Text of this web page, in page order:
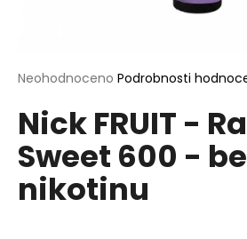
Průměrné
produktu
je
0,0
z
5
hvězdiček.
Neohodnoceno Podrobnosti
Nick FRUIT -
Sweet 600 -
nikotinu
í
t
?